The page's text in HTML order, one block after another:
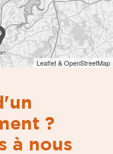
?
à nous
Leaflet & OpenStreetMap